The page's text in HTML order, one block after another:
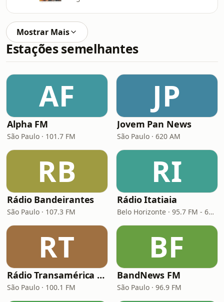
Mostrar Mais
Estações semelhantes
AF
Alpha FM
São Paulo · 101.7 FM
JP
Jovem Pan News
São Paulo · 620 AM
RB
Rádio Bandeirantes
São Paulo · 107.3 FM
RI
Rádio Itatiaia
Belo Horizonte · 95.7 FM - 610 AM
RT
Rádio Transamérica (TMC)
São Paulo · 100.1 FM
BF
BandNews FM
São Paulo · 96.9 FM